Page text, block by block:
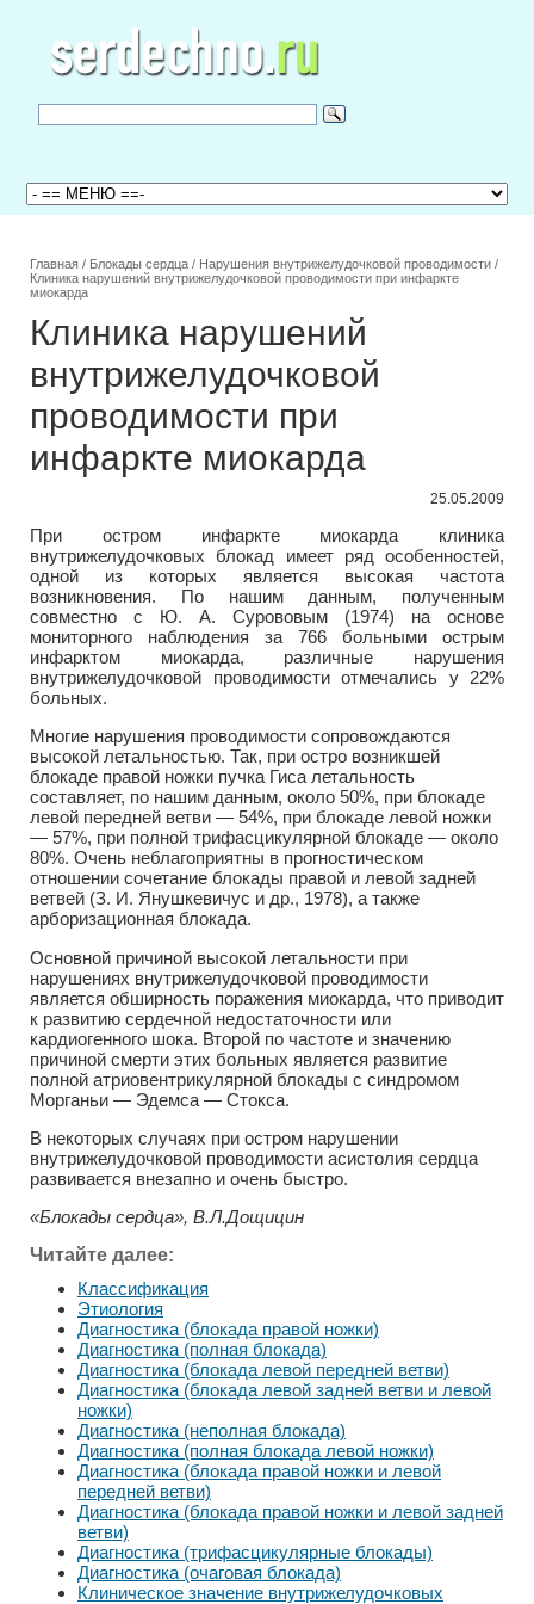
Главная / Блокады сердца / Нарушения внутрижелудочковой проводимости /
Клиника нарушений внутрижелудочковой проводимости при инфаркте
миокарда
Клиника нарушений
внутрижелудочковой
проводимости при
инфаркте миокарда
25.05.2009
При остром инфаркте миокарда клиника
внутрижелудочковых блокад имеет ряд особенностей,
одной из которых является высокая частота
возникновения. По нашим данным, полученным
совместно с Ю. А. Сурововым (1974) на основе
мониторного наблюдения за 766 больными острым
инфарктом миокарда, различные нарушения
внутрижелудочковой проводимости отмечались у 22%
больных.
Многие нарушения проводимости сопровождаются
высокой летальностью. Так, при остро возникшей
блокаде правой ножки пучка Гиса летальность
составляет, по нашим данным, около 50%, при блокаде
левой передней ветви — 54%, при блокаде левой ножки
— 57%, при полной трифасцикулярной блокаде — около
80%. Очень неблагоприятны в прогностическом
отношении сочетание блокады правой и левой задней
ветвей (З. И. Янушкевичус и др., 1978), а также
арборизационная блокада.
Основной причиной высокой летальности при
нарушениях внутрижелудочковой проводимости
является обширность поражения миокарда, что приводит
к развитию сердечной недостаточности или
кардиогенного шока. Второй по частоте и значению
причиной смерти этих больных является развитие
полной атриовентрикулярной блокады с синдромом
Морганьи — Эдемса — Стокса.
В некоторых случаях при остром нарушении
внутрижелудочковой проводимости асистолия сердца
развивается внезапно и очень быстро.
«Блокады сердца», В.Л.Дощицин
Читайте далее:
Классификация
Этиология
Диагностика (блокада правой ножки)
Диагностика (полная блокада)
Диагностика (блокада левой передней ветви)
Диагностика (блокада левой задней ветви и левой
ножки)
Диагностика (неполная блокада)
Диагностика (полная блокада левой ножки)
Диагностика (блокада правой ножки и левой
передней ветви)
Диагностика (блокада правой ножки и левой задней
ветви)
Диагностика (трифасцикулярные блокады)
Диагностика (очаговая блокада)
Клиническое значение внутрижелудочковых